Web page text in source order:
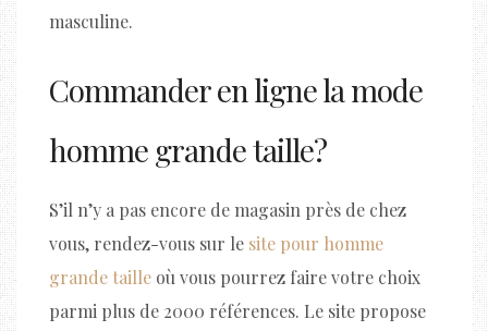
masculine.
Commander en ligne la mode
homme grande taille?
S’il n’y a pas encore de magasin près de chez
vous, rendez-vous sur le site pour homme
grande taille où vous pourrez faire votre choix
parmi plus de 2000 références. Le site propose